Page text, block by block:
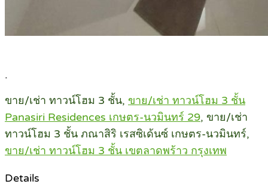
.
ขาย/เช่า ทาวน์โฮม 3 ชั้น, ขาย/เช่า ทาวน์โฮม 3 ชั้น
Panasiri Residences เกษตร-นวมินทร์ 29, ขาย/เช่า
ทาวน์โฮม 3 ชั้น ภณาสิริ เรสซิเด้นซ์ เกษตร-นวมินทร์,
ขาย/เช่า ทาวน์โฮม 3 ชั้น เขตลาดพร้าว กรุงเทพ
Details